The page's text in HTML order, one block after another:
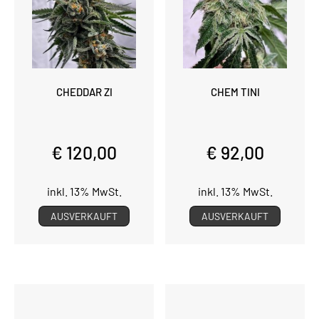
CHEDDAR ZI
€ 120,00
inkl. 13% MwSt.
AUSVERKAUFT
CHEM TINI
€ 92,00
inkl. 13% MwSt.
AUSVERKAUFT